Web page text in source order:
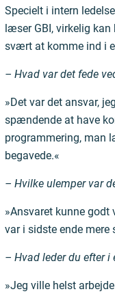
Specielt i intern
læser GBI, virkelig kan
svært at komme ind i
– Hvad var det fede
»Det var det ansvar,
spændende at have
programmering, man
begavede.«
– Hvilke ulemper var
»Ansvaret kunne
var i sidste ende
– Hvad leder du efter i
»Jeg ville helst